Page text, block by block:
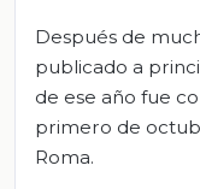
Después de
publicado a
de ese año fue
primero de
Roma.